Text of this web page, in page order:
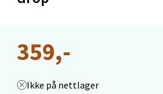
359,-
Ikke på nettlager
Austbøvegen 16, 5542 Karmsund